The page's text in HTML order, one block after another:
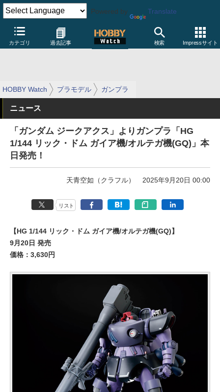
Powered by Translate
カテゴリ 過去記事 検索 Impressサイト
HOBBY Watch プラモデル ガンプラ
ニュース
「ガンダム ジークアクス」よりガンプラ「HG
1/144 リック・ドム ガイア機/オルテガ機(GQ)」本
日発売！
天青空如（クラフル） 2025年9月20日 00:00
リスト
【HG 1/144 リック・ドム ガイア機/オルテガ機(GQ)】
9月20日 発売
価格：3,630円